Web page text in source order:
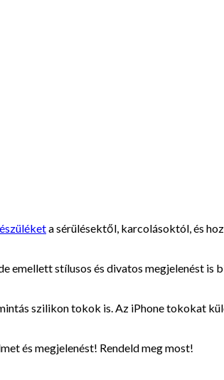
a sérülésektől, karcolásoktól, és
emellett stílusos és divatos megjelenést is
szilikon tokok is. Az iPhone tokokat
és megjelenést! Rendeld meg most!